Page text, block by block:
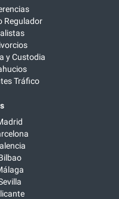
Regulador
y Custodia
Tráfico